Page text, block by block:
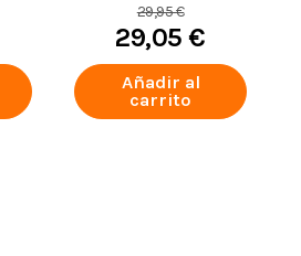
29,95 €
29,05 €
Añadir al
carrito